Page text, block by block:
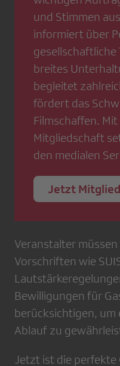
und Stimmen
informiert über
gesellschaftliche
breites
begleitet
fördert das
Filmschaffen. Mit
Mitgliedschaft
den medialen
Jetzt
Veranstalter
Vorschriften wie
Bewilligungen für
berücksichtigen, um
Ablauf zu
Jetzt ist die perfekte